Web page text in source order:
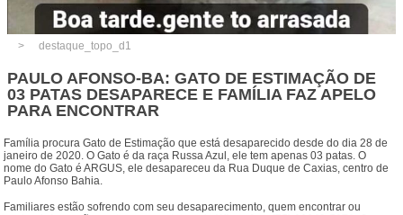
destaque_topo_d1
PAULO AFONSO-BA: GATO DE ESTIMAÇÃO DE
03 PATAS DESAPARECE E FAMÍLIA FAZ APELO
PARA ENCONTRAR
Família procura Gato de Estimação que está desaparecido desde do dia 28 de
janeiro de 2020. O Gato é da raça Russa Azul, ele tem apenas 03 patas. O
nome do Gato é ARGUS, ele desapareceu da Rua Duque de Caxias, centro de
Paulo Afonso Bahia.
Familiares estão sofrendo com seu desaparecimento, quem encontrar ou